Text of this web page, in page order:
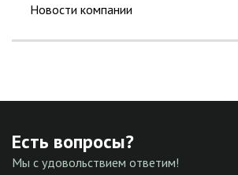
Новости компании
Есть вопросы?
Мы с удовольствием ответим!